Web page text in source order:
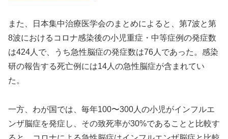
また、日本集中治療医学会のまとめによると、第7波と第
8波におけるコロナ感染後の小児重症・中等症例の発症数
は424人で、うち急性脳症の発症数は76人であった。感染
研の報告する死亡例には14人の急性脳症が含まれてい
た。
一方、わが国では、毎年100〜300人の小児がインフルエ
ンザ脳症を発症し、その致死率が30%であることと比較す